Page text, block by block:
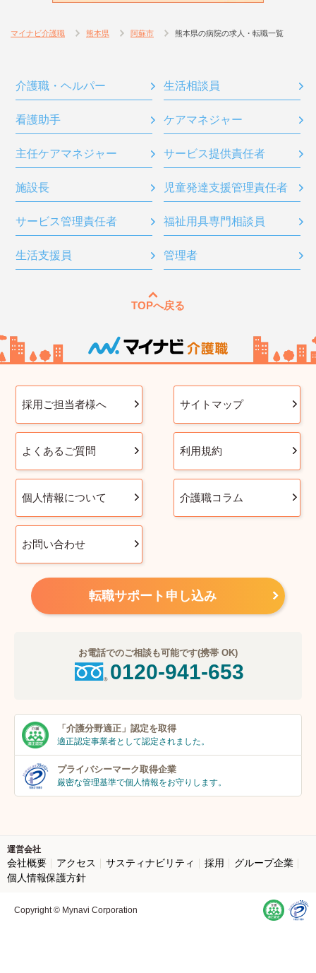
マイナビ介護職 熊本県 阿蘇市 熊本県の病院の求人・転職一覧
介護職・ヘルパー 生活相談員
看護助手 ケアマネジャー
主任ケアマネジャー サービス提供責任者
施設長 児童発達支援管理責任者
サービス管理責任者 福祉用具専門相談員
生活支援員 管理者
TOPへ戻る
採用ご担当者様へ サイトマップ
よくあるご質問 利用規約
個人情報について 介護職コラム
お問い合わせ
転職サポート申し込み
お電話でのご相談も可能です(携帯 OK)
0120-941-653
「介護分野適正」 認定を取得
適正認定事業者として認定されました。
プライバシーマーク取得企業
厳密な管理基準で個人情報をお守りします。
運営会社
会社概要 アクセス サスティナビリティ 採用
グループ企業
個人情報保護方針
Copyright © Mynavi Corporation